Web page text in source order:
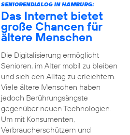
SENIORENDIALOG IN HAMBURG:
Das Internet bietet
große Chancen für
ältere Menschen
Die Digitalisierung ermöglicht
Senioren, im Alter mobil zu bleiben
und sich den Alltag zu erleichtern.
Viele ältere Menschen haben
jedoch Berührungsängste
gegenüber neuen Technologien.
Um mit Konsumenten,
Verbraucherschützern und